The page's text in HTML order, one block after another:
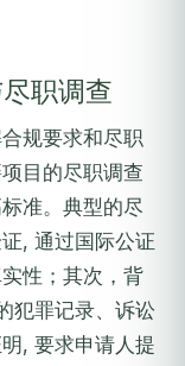
职调查
规要求和尽职
目的尽职调查
准。典型的尽
, 通过国际公证
性；其次，背
犯罪记录、诉讼
, 要求申请人提